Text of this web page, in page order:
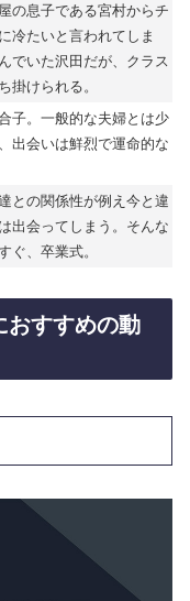
の息子である宮村からチ
冷たいと言われてしま
でいた沢田だが、クラス
掛けられる。
子。一般的な夫婦とは少
出会いは鮮烈で運命的な
との関係性が例え今と違
出会ってしまう。そんな
ぐ、卒業式。
おすすめの動